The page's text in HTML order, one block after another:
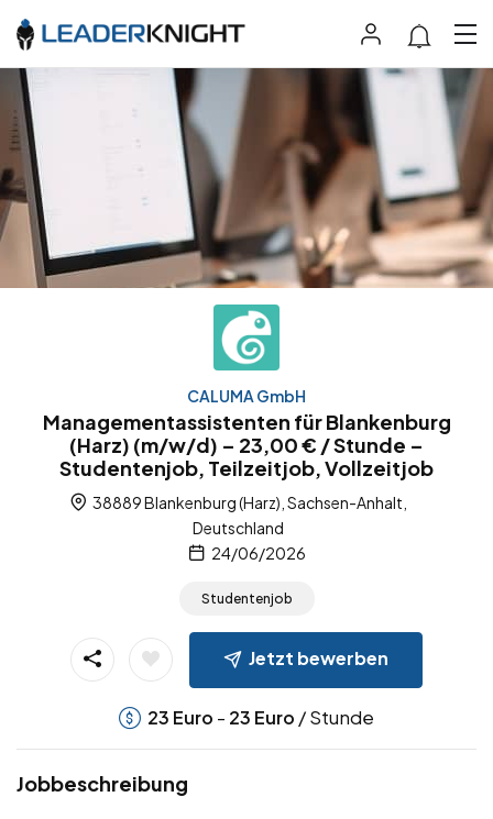
CALUMA GmbH
Managementassistenten für Blankenburg
(Harz) (m/w/d) – 23,00 € / Stunde –
Studentenjob, Teilzeitjob, Vollzeitjob
38889 Blankenburg (Harz), Sachsen-Anhalt,
Deutschland
24/06/2026
Studentenjob
Jetzt bewerben
23 Euro - 23 Euro / Stunde
Jobbeschreibung